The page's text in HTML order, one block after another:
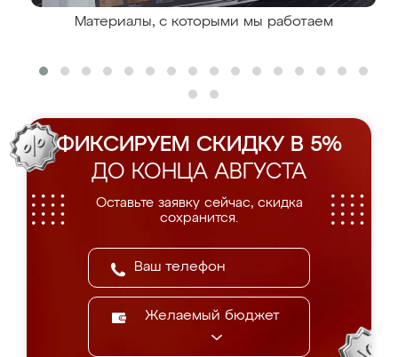
Материалы, с которыми мы работаем
ФИКСИРУЕМ СКИДКУ В 5%
ДО КОНЦА АВГУСТА
Оставьте заявку сейчас, скидка
сохранится.
Желаемый бюджет